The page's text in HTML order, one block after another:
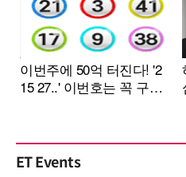
ET Events